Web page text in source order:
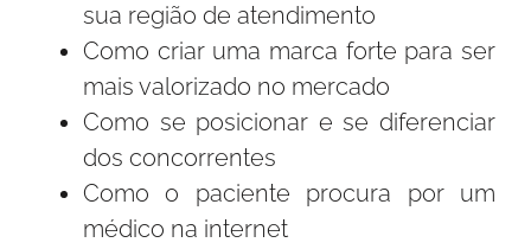
sua região de atendimento
Como criar uma marca forte para ser
mais valorizado no mercado
Como se posicionar e se diferenciar
dos concorrentes
Como o paciente procura por um
médico na internet